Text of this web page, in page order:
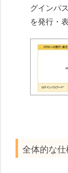
グインパ
を発行・
全体的な仕